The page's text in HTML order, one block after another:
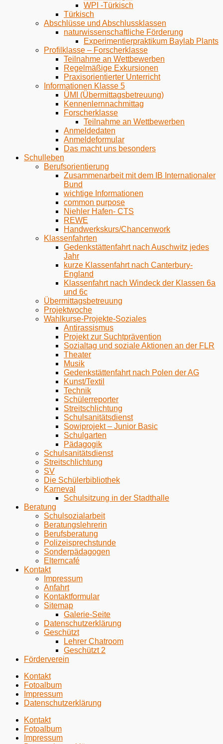
WPI -Türkisch
Türkisch
Abschlüsse und Abschlussklassen
naturwissenschaftliche Förderung
Experimentierpraktikum Baylab Plants
Profilklasse – Forscherklasse
Teilnahme an Wettbewerben
Regelmäßige Exkursionen
Praxisorientierter Unterricht
Informationen Klasse 5
ÜMI (Übermittagsbetreuung)
Kennenlernnachmittag
Forscherklasse
Teilnahme an Wettbewerben
Anmeldedaten
Anmeldeformular
Das macht uns besonders
Schulleben
Berufsorientierung
Zusammenarbeit mit dem IB Internationaler
Bund
wichtige Informationen
common purpose
Niehler Hafen- CTS
REWE
Handwerkskurs/Chancenwork
Klassenfahrten
Gedenkstättenfahrt nach Auschwitz jedes
Jahr
kurze Klassenfahrt nach Canterbury-
England
Klassenfahrt nach Windeck der Klassen 6a
und 6c
Übermittagsbetreuung
Projektwoche
Wahlkurse-Projekte-Soziales
Antirassismus
Projekt zur Suchtprävention
Sozialtag und soziale Aktionen an der FLR
Theater
Musik
Gedenkstättenfahrt nach Polen der AG
Kunst/Textil
Technik
Schülerreporter
Streitschlichtung
Schulsanitätsdienst
Sowiprojekt – Junior Basic
Schulgarten
Pädagogik
Schulsanitätsdienst
Streitschlichtung
SV
Die Schülerbibliothek
Karneval
Schulsitzung in der Stadthalle
Beratung
Schulsozialarbeit
Beratungslehrerin
Berufsberatung
Polizeisprechstunde
Sonderpädagogen
Elterncafé
Kontakt
Impressum
Anfahrt
Kontaktformular
Sitemap
Galerie-Seite
Datenschutzerklärung
Geschützt
Lehrer Chatroom
Geschützt 2
Förderverein
Kontakt
Fotoalbum
Impressum
Datenschutzerklärung
Kontakt
Fotoalbum
Impressum